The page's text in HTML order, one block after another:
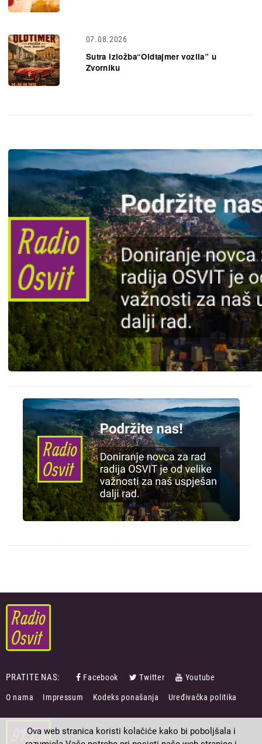
07.08.2026
Sutra izložba“Oldtajmer vozila” u
Zvorniku
Slika
PRATITE NAS: Facebook Twitter Youtube
FOOTER
MENU
O nama Impressum Kodeks ponašanja Uređivačka politika
Ova web stranica koristi kolačiće kako bi poboljšala i